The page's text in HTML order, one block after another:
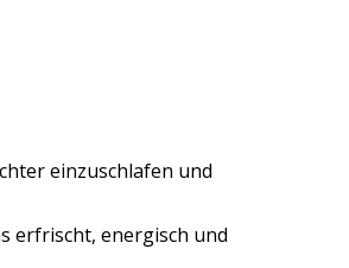
einzuschlafen und
erfrischt, energisch und